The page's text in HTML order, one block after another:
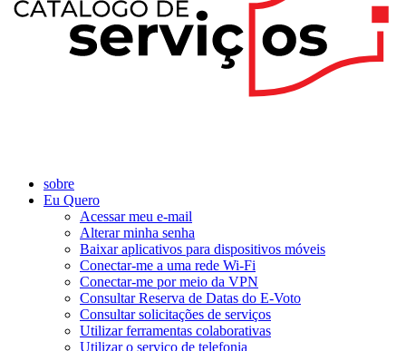
sobre
Eu Quero
Acessar meu e-mail
Alterar minha senha
Baixar aplicativos para dispositivos móveis
Conectar-me a uma rede Wi-Fi
Conectar-me por meio da VPN
Consultar Reserva de Datas do E-Voto
Consultar solicitações de serviços
Utilizar ferramentas colaborativas
Utilizar o serviço de telefonia